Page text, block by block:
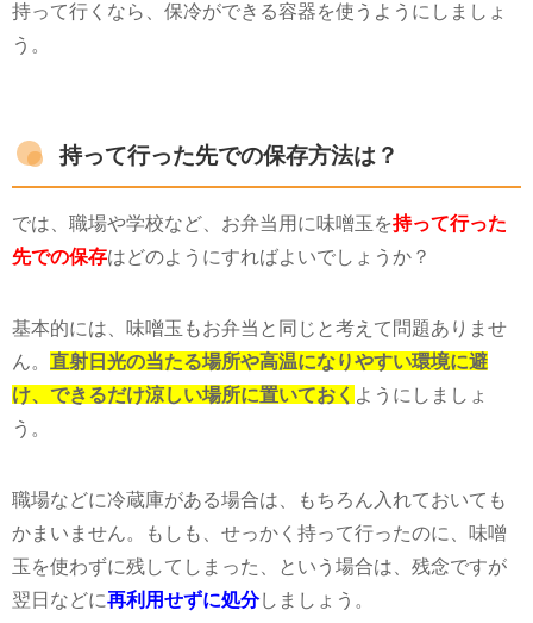
持って行くなら、保冷ができる容器を使うようにしましょ
う。
持って行った先での保存方法は？
では、職場や学校など、お弁当用に味噌玉を持って行った
先での保存はどのようにすればよいでしょうか？
基本的には、味噌玉もお弁当と同じと考えて問題ありませ
ん。 直射日光の当たる場所や高温になりやすい環境に避
け、できるだけ涼しい場所に置いておく ようにしましょ
う。
職場などに冷蔵庫がある場合は、もちろん入れておいても
かまいません。もしも、せっかく持って行ったのに、味噌
玉を使わずに残してしまった、という場合は、残念ですが
翌日などに再利用せずに処分しましょう。